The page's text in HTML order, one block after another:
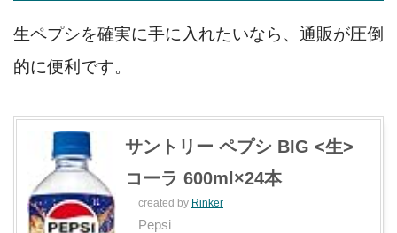
生ペプシを確実に手に入れたいなら、通販が圧倒
的に便利です。
サントリー ペプシ BIG <生>
コーラ 600ml×24本
created by Rinker
Pepsi